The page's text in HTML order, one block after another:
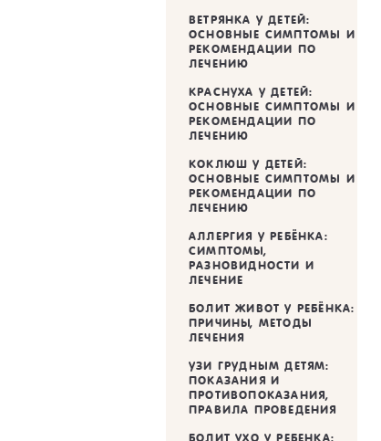
ВЕТРЯНКА У ДЕТЕЙ:
ОСНОВНЫЕ СИМПТОМЫ И
РЕКОМЕНДАЦИИ ПО
ЛЕЧЕНИЮ
КРАСНУХА У ДЕТЕЙ:
ОСНОВНЫЕ СИМПТОМЫ И
РЕКОМЕНДАЦИИ ПО
ЛЕЧЕНИЮ
КОКЛЮШ У ДЕТЕЙ:
ОСНОВНЫЕ СИМПТОМЫ И
РЕКОМЕНДАЦИИ ПО
ЛЕЧЕНИЮ
АЛЛЕРГИЯ У РЕБЁНКА:
СИМПТОМЫ,
РАЗНОВИДНОСТИ И
ЛЕЧЕНИЕ
БОЛИТ ЖИВОТ У РЕБЁНКА:
ПРИЧИНЫ, МЕТОДЫ
ЛЕЧЕНИЯ
УЗИ ГРУДНЫМ ДЕТЯМ:
ПОКАЗАНИЯ И
ПРОТИВОПОКАЗАНИЯ,
ПРАВИЛА ПРОВЕДЕНИЯ
БОЛИТ УХО У РЕБЕНКА: